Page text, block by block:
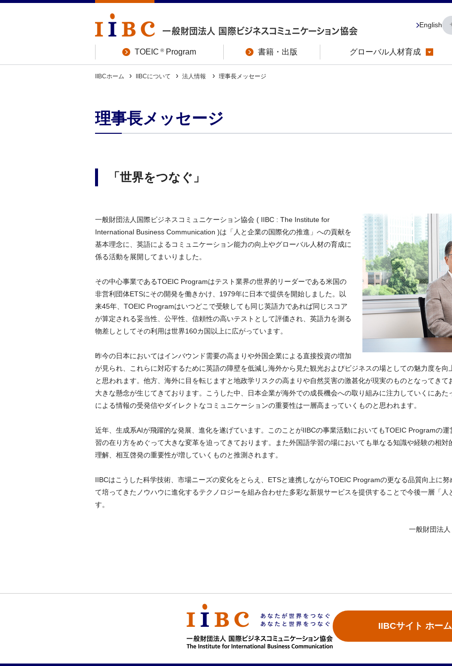
English
TOEIC ®Program 書籍・出版 グローバル人材育成
IIBCホーム IIBCについて 法人情報 理事長メッセージ
理事長メッセージ
「世界をつなぐ」
一般財団法人国際ビジネスコミュニケーション協会 ( IIBC : The Institute for
International Business Communication )は「人と企業の国際化の推進」への貢献を
基本理念に、英語によるコミュニケーション能力の向上やグローバル人材の育成に
係る活動を展開してまいりました。
その中心事業であるTOEIC Programはテスト業界の世界的リーダーである米国の
非営利団体ETSにその開発を働きかけ、1979年に日本で提供を開始しました。以
来45年、TOEIC Programはいつどこで受験しても同じ英語力であれば同じスコア
が算定される妥当性、公平性、信頼性の高いテストとして評価され、英語力を測る
物差しとしてその利用は世界160カ国以上に広がっています。
昨今の日本においてはインバウンド需要の高まりや外国企業による直接投資の増加
が見られ、これらに対応するために英語の障壁を低減し海外から見た観光およびビジネスの場としての魅力度を
と思われます。他方、海外に目を転じますと地政学リスクの高まりや自然災害の激甚化が現実のものとなってき
大きな懸念が生じてきております。こうした中、日本企業が海外での成長機会への取り組みに注力していくにあ
による情報の受発信やダイレクトなコミュニケーションの重要性は一層高まっていくものと思われます。
近年、生成系AIが飛躍的な発展、進化を遂げています。このことがIIBCの事業活動においてもTOEIC Programの
習の在り方をめぐって大きな変革を迫ってきております。また外国語学習の場においても単なる知識や経験の相
理解、相互啓発の重要性が増していくものと推測されます。
IIBCはこうした科学技術、市場ニーズの変化をとらえ、ETSと連携しながらTOEIC Programの更なる品質向上に
て培ってきたノウハウに進化するテクノロジーを組み合わせた多彩な新規サービスを提供することで今後一層「人
す。
一般財団法
IIBCサイト ホー